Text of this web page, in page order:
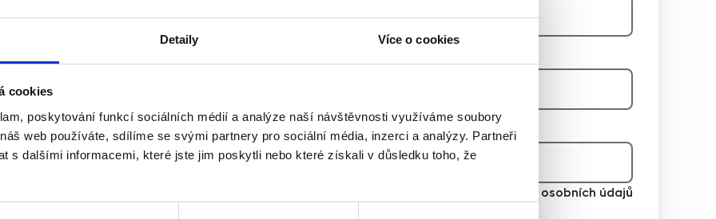
Detaily Více o cookies
cookies
poskytování funkcí sociálních médií a analýze naší návštěvnosti využíváme soubory
web používáte, sdílíme se svými partnery pro sociální média, inzerci a analýzy. Partneři
s dalšími informacemi, které jste jim poskytli nebo které získali v důsledku toho, že
E-mail na majitele
Telefon na majitele
Souhlasím se zpracováním osobních údajů